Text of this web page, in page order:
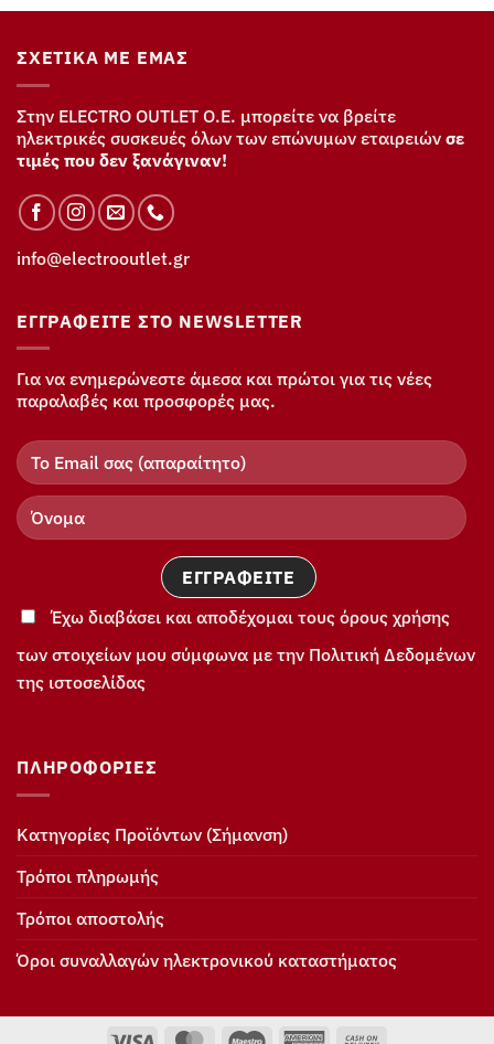
ΣΧΕΤΙΚΆ ΜΕ ΕΜΆΣ
Στην ELECTRO OUTLET Ο.Ε. μπορείτε να βρείτε
ηλεκτρικές συσκευές όλων των επώνυμων εταιρειών σε
τιμές που δεν ξανάγιναν!
info@electrooutlet.gr
ΕΓΓΡΑΦΕΊΤΕ ΣΤΟ NEWSLETTER
Για να ενημερώνεστε άμεσα και πρώτοι για τις νέες
παραλαβές και προσφορές μας.
Έχω διαβάσει και αποδέχομαι τους όρους χρήσης
των στοιχείων μου σύμφωνα με την Πολιτική Δεδομένων
της ιστοσελίδας
ΠΛΗΡΟΦΟΡΊΕΣ
Κατηγορίες Προϊόντων (Σήμανση)
Τρόποι πληρωμής
Τρόποι αποστολής
Όροι συναλλαγών ηλεκτρονικού καταστήματος
Visa MasterCardMaestro American